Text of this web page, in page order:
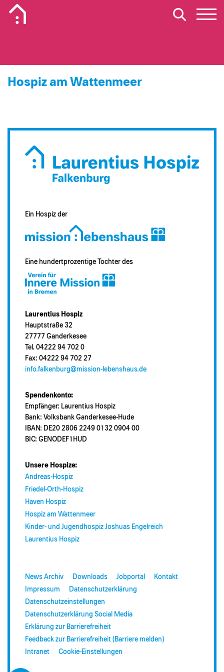
Hospiz am Wattenmeer
Ein Hospiz der
Eine hundertprozentige Tochter des
Laurentius Hospiz
Hauptstraße 32
27777 Ganderkesee
Tel. 04222 94 702 0
Fax: 04222 94 702 27
info.falkenburg@mission-lebenshaus.de
Spendenkonto:
Empfänger: Laurentius Hospiz
Bank: Volksbank Ganderkesee-Hude
IBAN: DE20 2806 2249 0132 0904 00
BIC: GENODEF1HUD
Unsere Hospize:
Andreas-Hospiz
Friedel-Orth-Hospiz
Haven Hospiz
Hospiz am Wattenmeer
Kinder- und Jugendhospiz Joshuas Engelreich
Laurentius Hospiz
News Archiv Downloads Jobportal
Kontakt
Impressum
Datenschutzerklärung
Datenschutzeinstellungen
Datenschutzerklärung Social Media
Erklärung zur Barrierefreiheit
Feedback zur Barrierefreiheit (Barriere melden)
Intranet
Cookie-Einstellungen
Mobiles Logo des Laurentius Hospiz in Falkenburg